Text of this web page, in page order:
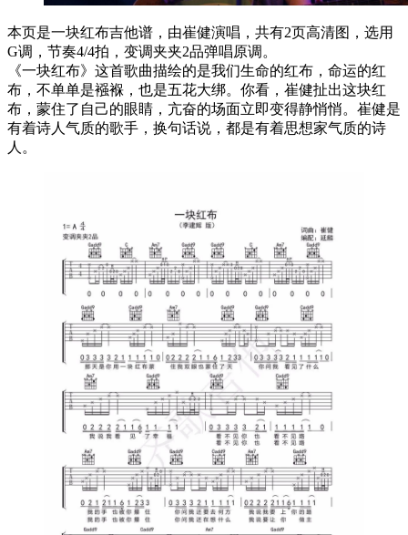
本页是一块红布吉他谱，由崔健演唱，共有2页高清图，选用
G调，节奏4/4拍，变调夹夹2品弹唱原调。
《一块红布》这首歌曲描绘的是我们生命的红布，命运的红
布，不单单是襁褓，也是五花大绑。你看，崔健扯出这块红
布，蒙住了自己的眼睛，亢奋的场面立即变得静悄悄。崔健是
有着诗人气质的歌手，换句话说，都是有着思想家气质的诗
人。